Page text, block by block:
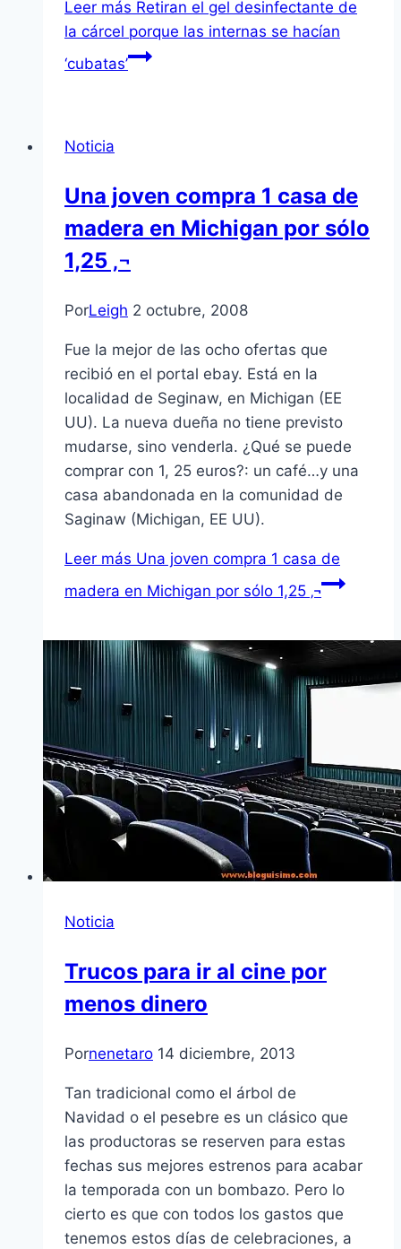
Leer más Retiran el gel desinfectante de
la cárcel porque las internas se hacían
‘cubatas’
Noticia
Una joven compra 1 casa de
madera en Michigan por sólo
1,25 ‚¬
PorLeigh 2 octubre, 2008
Fue la mejor de las ocho ofertas que
recibió en el portal ebay. Está en la
localidad de Seginaw, en Michigan (EE
UU). La nueva dueña no tiene previsto
mudarse, sino venderla. ¿Qué se puede
comprar con 1, 25 euros?: un café…y una
casa abandonada en la comunidad de
Saginaw (Michigan, EE UU).
Leer más Una joven compra 1 casa de
madera en Michigan por sólo 1,25 ‚¬
Noticia
Trucos para ir al cine por
menos dinero
Pornenetaro 14 diciembre, 2013
Tan tradicional como el árbol de
Navidad o el pesebre es un clásico que
las productoras se reserven para estas
fechas sus mejores estrenos para acabar
la temporada con un bombazo. Pero lo
cierto es que con todos los gastos que
tenemos estos días de celebraciones, a